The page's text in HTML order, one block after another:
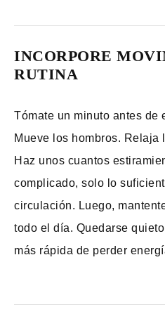
INCORPORE
RUTINA
Tómate un minuto antes de
Mueve los hombros. Relaja
Haz unos cuantos
complicado, solo lo
circulación. Luego,
todo el día. Quedarse
más rápida de perder